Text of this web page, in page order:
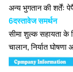
अन्य भुगतान की शर्तेंः
6दस्तावेज समर्थन
सीमा शुल्क सहायता के
चालान, निर्यात घोषणा